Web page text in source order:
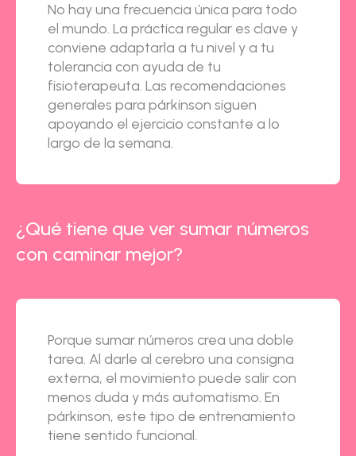
No hay una frecuencia única para todo
el mundo. La práctica regular es clave y
conviene adaptarla a tu nivel y a tu
tolerancia con ayuda de tu
fisioterapeuta. Las recomendaciones
generales para párkinson siguen
apoyando el ejercicio constante a lo
largo de la semana.
¿Qué tiene que ver sumar números
con caminar mejor?
Porque sumar números crea una doble
tarea. Al darle al cerebro una consigna
externa, el movimiento puede salir con
menos duda y más automatismo. En
párkinson, este tipo de entrenamiento
tiene sentido funcional.